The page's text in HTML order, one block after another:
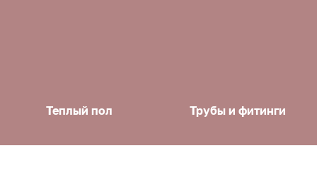
Теплый пол Трубы и фитинги